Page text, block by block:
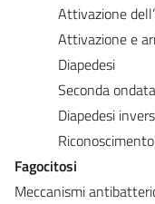
Attivazione
Attivazione e
Diapedesi
Seconda
Diapedesi
Fagocitosi
Meccanismi